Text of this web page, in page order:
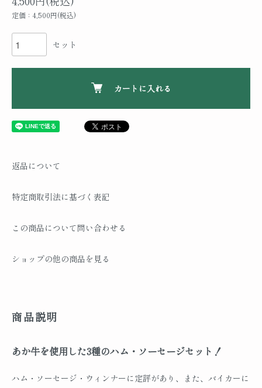
定価：4,500円(税込)
セット
カートに入れる
返品について
特定商取引法に基づく表記
この商品について問い合わせる
ショップの他の商品を見る
商品説明
あか牛を使用した3種のハム・ソーセージセット！
ハム・ソーセージ・ウィンナーに定評があり、また、バイカーに